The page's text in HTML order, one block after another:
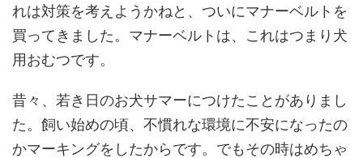
れは対策を考えようかねと、ついにマナーベルトを
買ってきました。マナーベルトは、これはつまり犬
用おむつです。
昔々、若き日のお犬サマーにつけたことがありまし
た。飼い始めの頃、不慣れな環境に不安になったの
かマーキングをしたからです。でもその時はめちゃ